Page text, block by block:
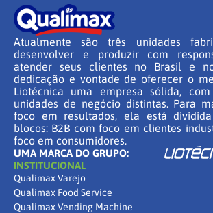
Atualmente são três unidades
desenvolver e produzir com
atender seus clientes no Brasil e
dedicação e vontade de oferecer o
Liotécnica uma empresa sólida,
unidades de negócio distintas. Para
foco em resultados, ela está
blocos: B2B com foco em clientes
foco em consumidores.
UMA MARCA DO GRUPO:
INSTITUCIONAL
Qualimax Varejo
Qualimax Food Service
Qualimax Vending Machine